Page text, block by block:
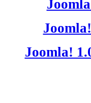
Joomla!